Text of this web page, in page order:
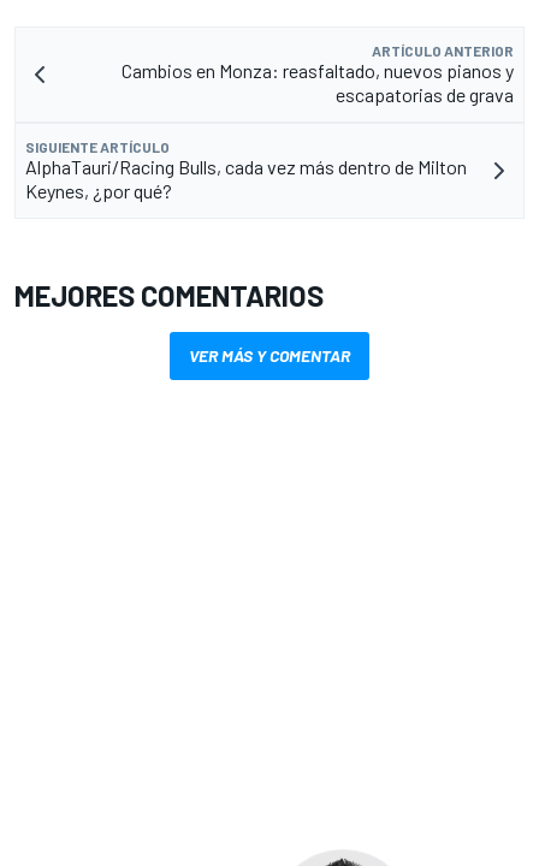
ARTÍCULO ANTERIOR
Cambios en Monza: reasfaltado, nuevos pianos y
escapatorias de grava
SIGUIENTE ARTÍCULO
AlphaTauri/Racing Bulls, cada vez más dentro de Milton
Keynes, ¿por qué?
MEJORES COMENTARIOS
VER MÁS Y COMENTAR